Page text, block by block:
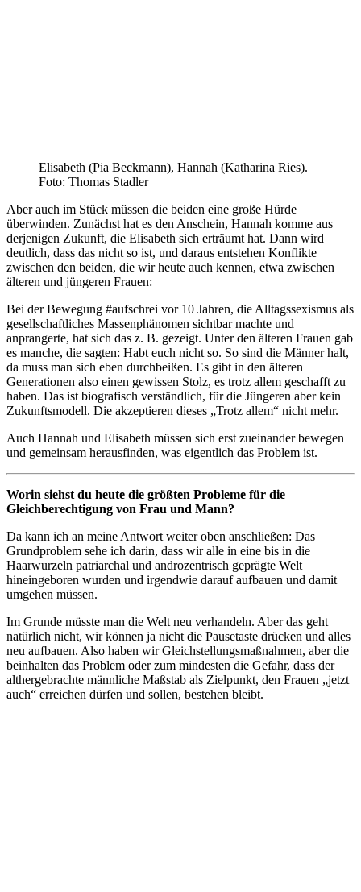
Elisabeth (Pia Beckmann), Hannah (Katharina Ries).
Foto: Thomas Stadler
Aber auch im Stück müssen die beiden eine große Hürde
überwinden. Zunächst hat es den Anschein, Hannah komme aus
derjenigen Zukunft, die Elisabeth sich erträumt hat. Dann wird
deutlich, dass das nicht so ist, und daraus entstehen Konflikte
zwischen den beiden, die wir heute auch kennen, etwa zwischen
älteren und jüngeren Frauen:
Bei der Bewegung #aufschrei vor 10 Jahren, die Alltagssexismus als
gesellschaftliches Massenphänomen sichtbar machte und
anprangerte, hat sich das z. B. gezeigt. Unter den älteren Frauen gab
es manche, die sagten: Habt euch nicht so. So sind die Männer halt,
da muss man sich eben durchbeißen. Es gibt in den älteren
Generationen also einen gewissen Stolz, es trotz allem geschafft zu
haben. Das ist biografisch verständlich, für die Jüngeren aber kein
Zukunftsmodell. Die akzeptieren dieses „Trotz allem“ nicht mehr.
Auch Hannah und Elisabeth müssen sich erst zueinander bewegen
und gemeinsam herausfinden, was eigentlich das Problem ist.
Worin siehst du heute die größten Probleme für die
Gleichberechtigung von Frau und Mann?
Da kann ich an meine Antwort weiter oben anschließen: Das
Grundproblem sehe ich darin, dass wir alle in eine bis in die
Haarwurzeln patriarchal und androzentrisch geprägte Welt
hineingeboren wurden und irgendwie darauf aufbauen und damit
umgehen müssen.
Im Grunde müsste man die Welt neu verhandeln. Aber das geht
natürlich nicht, wir können ja nicht die Pausetaste drücken und alles
neu aufbauen. Also haben wir Gleichstellungsmaßnahmen, aber die
beinhalten das Problem oder zum mindesten die Gefahr, dass der
althergebrachte männliche Maßstab als Zielpunkt, den Frauen „jetzt
auch“ erreichen dürfen und sollen, bestehen bleibt.